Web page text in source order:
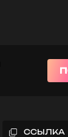
ССЫЛКА